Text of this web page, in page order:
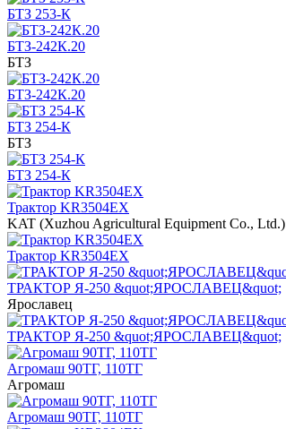
БТЗ 253-К
БТЗ-242К.20
БТЗ
БТЗ-242К.20
БТЗ 254-К
БТЗ
БТЗ 254-К
Трактор KR3504EX
KAT (Xuzhou Agricultural Equipment Co., Ltd.)
Трактор KR3504EX
ТРАКТОР Я-250 &quot;ЯРОСЛАВЕЦ&quot;
Ярославец
ТРАКТОР Я-250 &quot;ЯРОСЛАВЕЦ&quot;
Агромаш 90ТГ, 110ТГ
Агромаш
Агромаш 90ТГ, 110ТГ